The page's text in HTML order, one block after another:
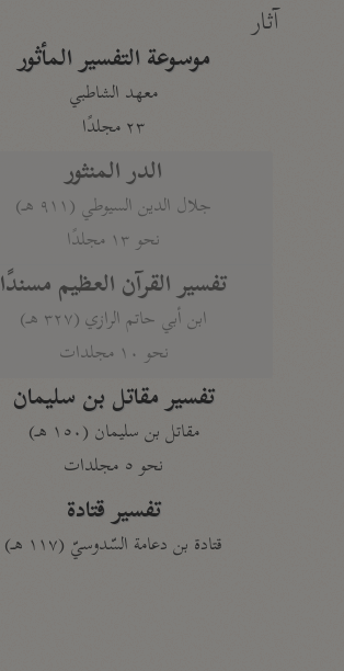
آثار
موسوعة التفسير المأثور
معهد الشاطبي
٢٣ مجلدًا
الدر المنثور
جلال الدين السيوطي (٩١١ هـ)
نحو ١٣ مجلدًا
تفسير القرآن العظيم مسندًا
ابن أبي حاتم الرازي (٣٢٧ هـ)
نحو ١٠ مجلدات
تفسير مقاتل بن سليمان
مقاتل بن سليمان (١٥٠ هـ)
نحو ٥ مجلدات
تفسير قتادة
قتادة بن دعامة السّدوسيّ (١١٧ هـ)